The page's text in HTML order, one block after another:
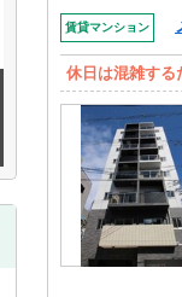
賃貸マンション
休日は混雑する